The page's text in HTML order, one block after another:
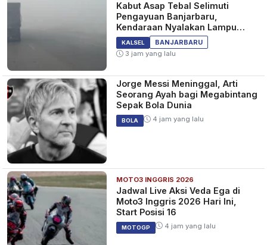
Kabut Asap Tebal Selimuti
Pengayuan Banjarbaru,
Kendaraan Nyalakan Lampu
Jauh dan Sein
KALSEL
BANJARBARU
3 jam yang lalu
Jorge Messi Meninggal, Arti
Seorang Ayah bagi Megabintang
Sepak Bola Dunia
BOLA 4 jam yang lalu
MOTO3 INGGRIS 2026
Jadwal Live Aksi Veda Ega di
Moto3 Inggris 2026 Hari Ini,
Start Posisi 16
MOTOGP 4 jam yang lalu